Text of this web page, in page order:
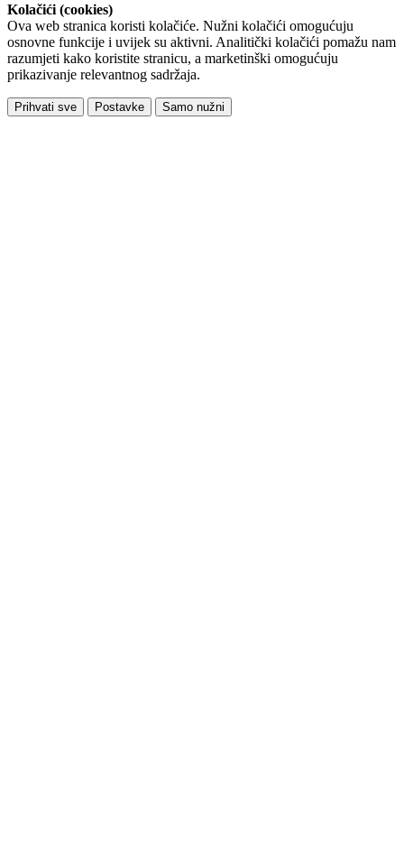
Kolačići (cookies)
Ova web stranica koristi kolačiće. Nužni kolačići omogućuju
osnovne funkcije i uvijek su aktivni. Analitički kolačići pomažu nam
razumjeti kako koristite stranicu, a marketinški omogućuju
prikazivanje relevantnog sadržaja.
Prihvati sve Postavke Samo nužni